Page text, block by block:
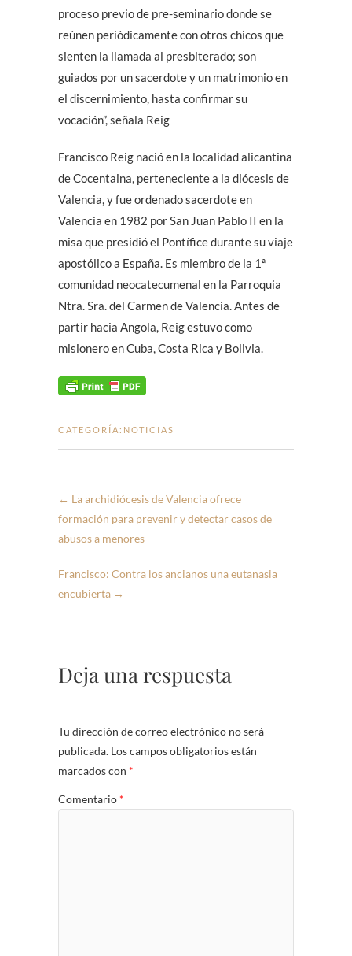
proceso previo de pre-seminario donde se
reúnen periódicamente con otros chicos que
sienten la llamada al presbiterado; son
guiados por un sacerdote y un matrimonio en
el discernimiento, hasta confirmar su
vocación”, señala Reig
Francisco Reig nació en la localidad alicantina
de Cocentaina, perteneciente a la diócesis de
Valencia, y fue ordenado sacerdote en
Valencia en 1982 por San Juan Pablo II en la
misa que presidió el Pontífice durante su viaje
apostólico a España. Es miembro de la 1ª
comunidad neocatecumenal en la Parroquia
Ntra. Sra. del Carmen de Valencia. Antes de
partir hacia Angola, Reig estuvo como
misionero en Cuba, Costa Rica y Bolivia.
CATEGORÍA: NOTICIAS
← La archidiócesis de Valencia ofrece
formación para prevenir y detectar casos de
abusos a menores
Francisco: Contra los ancianos una eutanasia
encubierta →
Deja una respuesta
Tu dirección de correo electrónico no será
publicada. Los campos obligatorios están
marcados con *
Comentario *